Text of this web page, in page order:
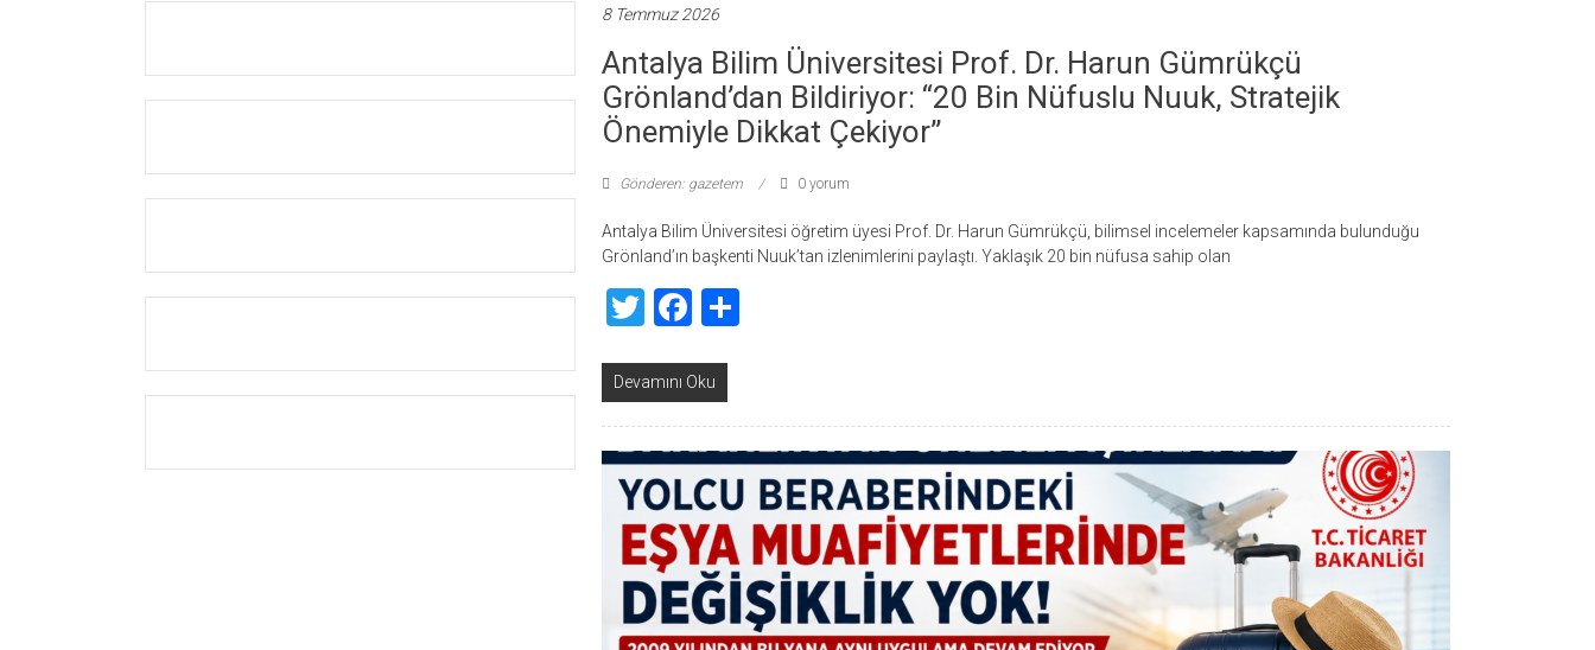
8 Temmuz 2026
Antalya Bilim Üniversitesi Prof. Dr. Harun Gümrükçü
Grönland’dan Bildiriyor: “20 Bin Nüfuslu Nuuk, Stratejik
Önemiyle Dikkat Çekiyor”
Gönderen: gazetem 0 yorum
Antalya Bilim Üniversitesi öğretim üyesi Prof. Dr. Harun Gümrükçü, bilimsel incelemeler kapsamında bulunduğu
Grönland’ın başkenti Nuuk’tan izlenimlerini paylaştı. Yaklaşık 20 bin nüfusa sahip olan
TwitterFacebook
Devamını Oku